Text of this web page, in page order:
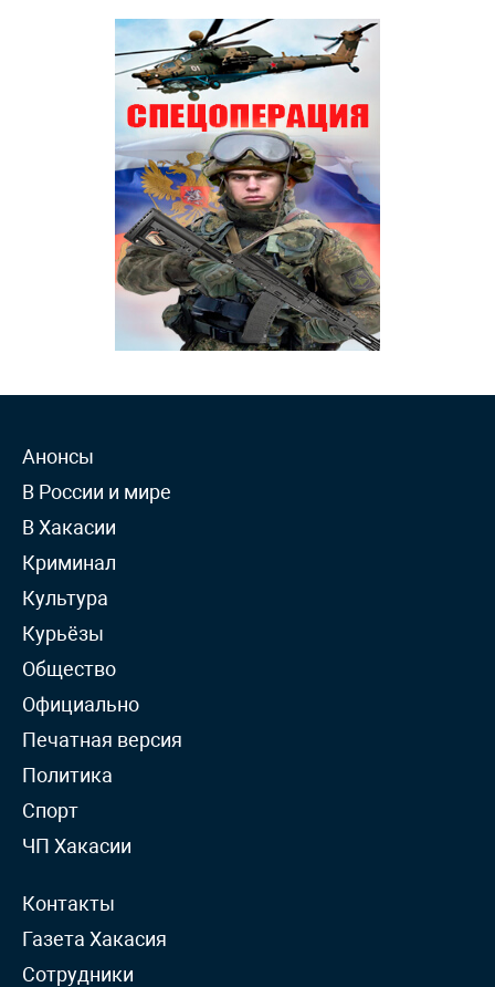
Анонсы
В России и мире
В Хакасии
Криминал
Культура
Курьёзы
Общество
Официально
Печатная версия
Политика
Спорт
ЧП Хакасии
Контакты
Газета Хакасия
Сотрудники